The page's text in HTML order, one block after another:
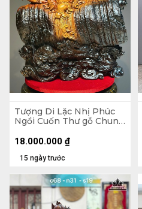
Tượng Di Lặc Nhị Phúc
Ngồi Cuốn Thư gỗ Chun
50 Sâu 22 (cm)
15 ngày trước
18.000.000 ₫